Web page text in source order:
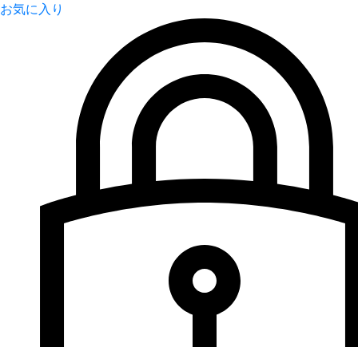
お気に入り